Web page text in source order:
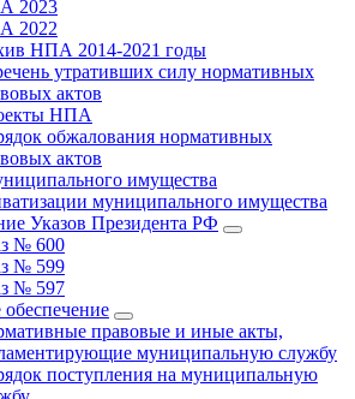
2023
2022
НПА 2014-2021 годы
утративших силу нормативных
актов
НПА
обжалования нормативных
актов
имущества
муниципального имущества
Указов Президента РФ
№ 600
№ 599
№ 597
правовые и иные акты,
муниципальную службу
поступления на муниципальную